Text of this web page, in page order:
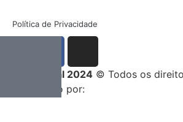
Política de Privacidade
Entrega Total 2024 © Todos os
Desenvolvido por: